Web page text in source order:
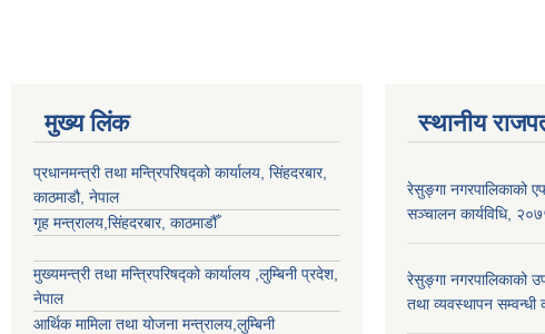
मुख्य लिंक
प्रधानमन्त्री तथा मन्त्रिपरिषद्को कार्यालय, सिंहदरबार,
काठमाडौ, नेपाल
गृह मन्त्रालय,सिंहदरबार, काठमाडौँ
मुख्यमन्त्री तथा मन्त्रिपरिषद्को कार्यालय ,लुम्बिनी प्रदेश,
नेपाल
आर्थिक मामिला तथा योजना मन्त्रालय, लुम्बिनी
स्थानीय
रेसुङ्गा नगरपालिकाको
सञ्चालन कार्यविधि,
रेसुङ्गा नगरपालिकाको
तथा व्यवस्थापन सम्वन्धी